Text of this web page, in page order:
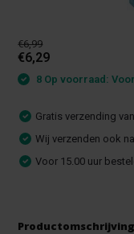
€6,99
€6,29
8 Op voorraad:
Gratis verzending
Wij verzenden ook
Voor 15.00 uur
Productomschrijving